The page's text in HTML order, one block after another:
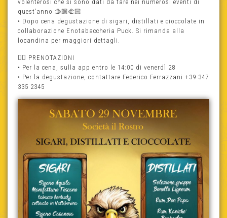
volenterosi che si sono dati da fare nei numerosi eventi di
quest’anno 🫱🏼‍🫲🏻
• Dopo cena degustazione di sigari, distillati e cioccolate in
collaborazione Enotabaccheria Puck. Si rimanda alla
locandina per maggiori dettagli.
👉🏻 PRENOTAZIONI
• Per la cena, sulla app entro le 14:00 di venerdì 28
• Per la degustazione, contattare Federico Ferrazzani +39 347
335 2345